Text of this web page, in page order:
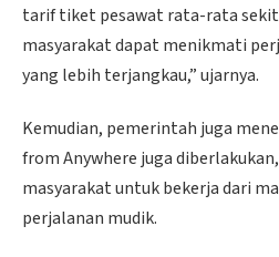
tarif tiket pesawat rata-rata
masyarakat dapat menikmati
yang lebih terjangkau,” ujarnya.
Kemudian, pemerintah juga
from Anywhere juga
masyarakat untuk bekerja dari
perjalanan mudik.